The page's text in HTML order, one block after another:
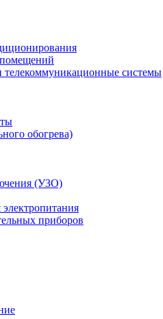
системы
обогрева)
(УЗО)
приборов